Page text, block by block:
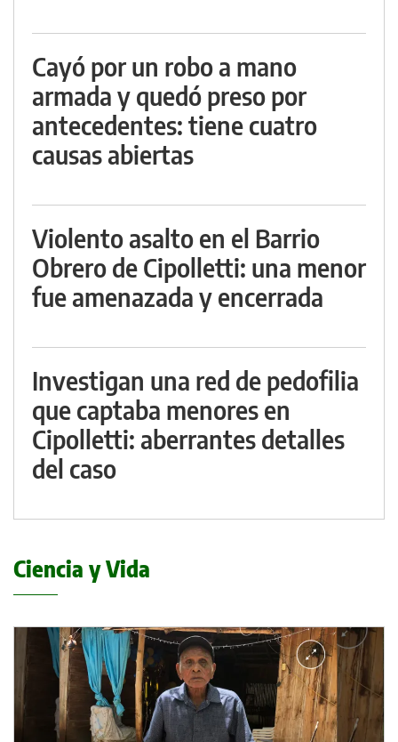
Cayó por un robo a mano
armada y quedó preso por
antecedentes: tiene cuatro
causas abiertas
Violento asalto en el Barrio
Obrero de Cipolletti: una menor
fue amenazada y encerrada
Investigan una red de pedofilia
que captaba menores en
Cipolletti: aberrantes detalles
del caso
Ciencia y Vida